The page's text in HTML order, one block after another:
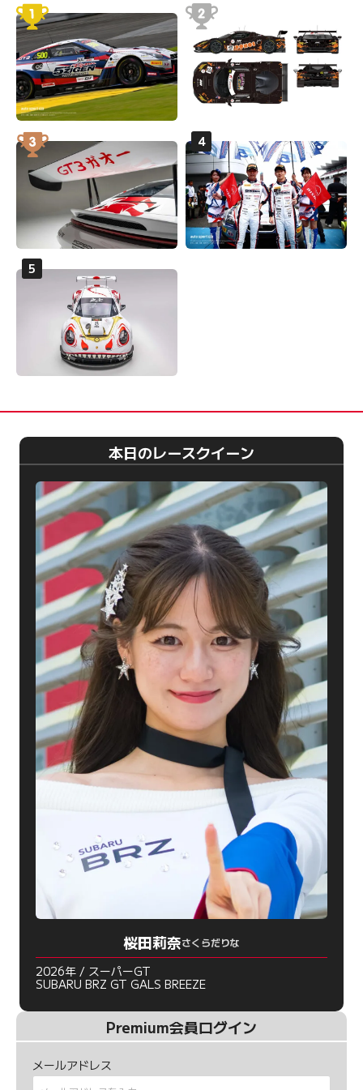
本日のレースクイーン
桜田莉奈さくらだりな
2026年 / スーパーGT
SUBARU BRZ GT GALS BREEZE
Premium会員ログイン
メールアドレス